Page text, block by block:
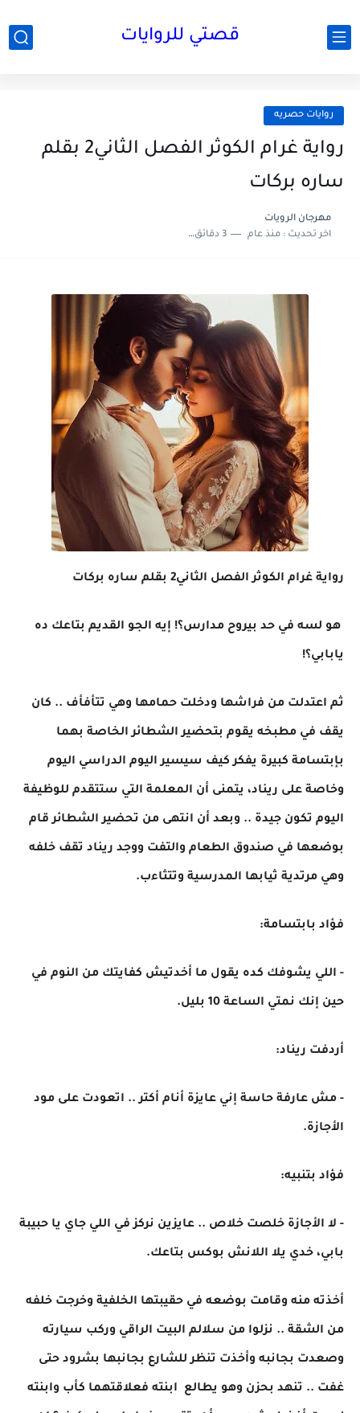
قصتي للروايات
روايات حصريه
رواية غرام الكوثر الفصل الثاني2 بقلم
ساره بركات
مهرجان الرويات
اخر تحديث :منذ عام 3 دقائق للقراءة
رواية غرام الكوثر الفصل الثاني2 بقلم ساره بركات
هو لسه في حد بيروح مدارس؟! إيه الجو القديم بتاعك ده
يابابي؟!
ثم اعتدلت من فراشها ودخلت حمامها وهي تتأفأف .. كان
يقف في مطبخه يقوم بتحضير الشطائر الخاصة بهما
بإبتسامة كبيرة يفكر كيف سيسير اليوم الدراسي اليوم
وخاصة على ريناد، يتمنى أن المعلمة التي ستتقدم للوظيفة
اليوم تكون جيدة .. وبعد أن انتهى من تحضير الشطائر قام
بوضعها في صندوق الطعام والتفت ووجد ريناد تقف خلفه
وهي مرتدية ثيابها المدرسية وتتثاءب.
فؤاد بابتسامة:
- اللي يشوفك كده يقول ما أخدتيش كفايتك من النوم في
حين إنك نمتي الساعة 10 بليل.
أردفت ريناد:
- مش عارفة حاسة إني عايزة أنام أكتر .. اتعودت على مود
الأجازة.
فؤاد بتنبيه:
- لا الأجازة خلصت خلاص .. عايزين نركز في اللي جاي يا حبيبة
بابي، خدي يلا اللانش بوكس بتاعك.
أخذته منه وقامت بوضعه في حقيبتها الخلفية وخرجت خلفه
من الشقة .. نزلوا من سلالم البيت الراقي وركب سيارته
وصعدت بجانبه وأخذت تنظر للشارع بجانبها بشرود حتى
غفت .. تنهد بحزن وهو يطالع ابنته فعلاقتهما كأب وابنته